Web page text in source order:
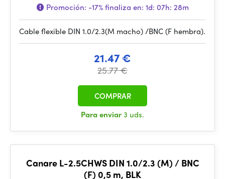
Promoción: -17%finaliza en: 1d: 07h: 28m
Cable flexible DIN 1.0/2.3(M macho) /BNC (F hembra).
21.47 €
25.77 €
Para enviar3 uds.
COMPRAR
Canare L-2.5CHWS DIN 1.0/2.3 (M) / BNC
(F) 0,5 m, BLK